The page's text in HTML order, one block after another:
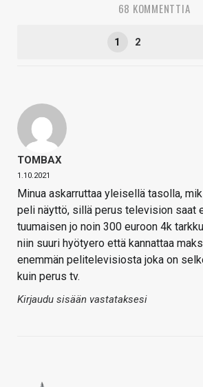
68 KOMMENTTIA
1 2
TOMBAX
1.10.2021
Minua askarruttaa yleisellä tasolla,
peli näyttö, sillä perus television saat
tuumaisen jo noin 300 euroon 4k
niin suuri hyötyero että kannattaa
enemmän pelitelevisiosta joka on
kuin perus tv.
Kirjaudu sisään vastataksesi